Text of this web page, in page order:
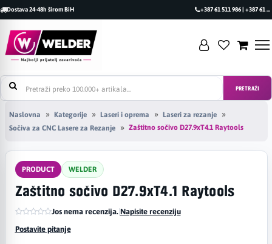
Dostava 24-48h širom BiH +387 61 511 986 | +387 61 493 470
PRETRAŽI
Naslovna Kategorije Laseri i oprema
Laseri za rezanje
Sočiva za CNC Lasere za Rezanje
Zaštitno sočivo D27.9xT4.1 Raytools
PRODUCT WELDER
Zaštitno sočivo D27.9xT4.1 Raytools
Jos nema recenzija.|Napisite recenziju
Postavite pitanje